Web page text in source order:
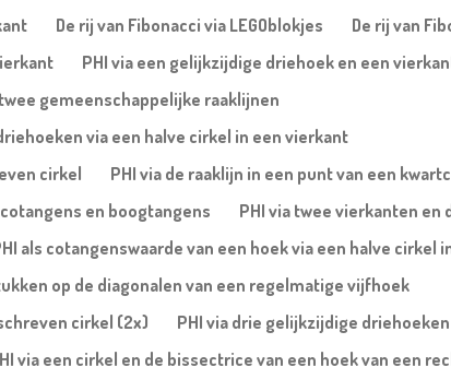
De rij van Fibonacci via LEGOblokjes
De rij van
PHI via een gelijkzijdige driehoek en een
gemeenschappelijke raaklijnen
via een halve cirkel in een vierkant
cirkel
PHI via de raaklijn in een punt van een
en boogtangens
PHI via twee vierkanten en
als cotangenswaarde van een hoek via een halve cirkel
op de diagonalen van een regelmatige vijfhoek
cirkel (2x)
PHI via drie gelijkzijdige driehoeken
via een cirkel en de bissectrice van een hoek van een